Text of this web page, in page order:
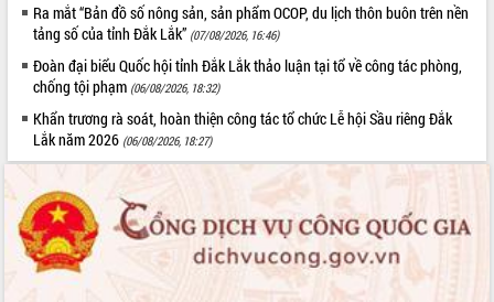
định EUDR
Thứ trưởng Bộ Nông nghiệp và Môi
trường Nguyễn Hoàng Hiệp khảo sát
vùng trồng và doanh nghiệp đóng gói
sầu riêng tại Đắk Lắk
Trình diễn nghệ thuật chế biến các
món ăn từ sầu riêng
Đắk Lắk công bố Quy hoạch và xúc
tiến đầu tư tỉnh
Ngành cá ngừ Đắk Lắk chủ động thích
ứng để giữ vững thị trường xuất khẩu
Diễn đàn Kinh tế tư nhân Việt Nam đột
Ra mắt “Bản đồ số nông sản, sản phẩm OCOP, du lịch thôn buôn trên nền
tảng số của tỉnh Đắk Lắk” (07/08/2026, 16:46)
Đoàn đại biểu Quốc hội tỉnh Đắk Lắk thảo luận tại tổ về công tác phòng,
chống tội phạm (06/08/2026, 18:32)
Khẩn trương rà soát, hoàn thiện công tác tổ chức Lễ hội Sầu riêng Đắk
Lắk năm 2026 (06/08/2026, 18:27)